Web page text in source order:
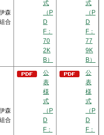
森
合
式
（P
D
F：
70
2K
B）
式
（P
D
F：
77
9K
B）
森
合
公
表
様
式
（P
D
F：
公
表
様
式
（P
D
F：